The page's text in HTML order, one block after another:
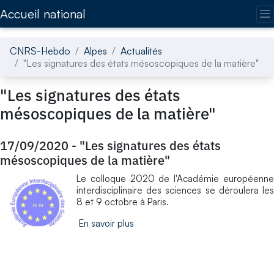
Accueil national
CNRS-Hebdo Alpes
Actualités
"Les signatures des états mésoscopiques de la matière"
"Les signatures des états
mésoscopiques de la matière"
17/09/2020 - "Les signatures des états
mésoscopiques de la matière"
Le colloque 2020 de l'Académie européenne
interdisciplinaire des sciences se déroulera les
8 et 9 octobre à Paris.
En savoir plus